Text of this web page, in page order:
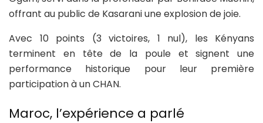
offrant au public de Kasarani une explosion de joie.
Avec 10 points (3 victoires, 1 nul), les Kényans
terminent en tête de la poule et signent une
performance historique pour leur première
participation à un CHAN.
Maroc, l’expérience a parlé